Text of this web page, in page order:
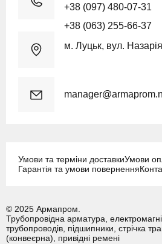
+38 (097) 480-07-31
+38 (063) 255-66-37
м. Луцьк, вул.
Умови та терміни доставкиУмови
Гарантія та умови повернення
© 2025 Армапром.
Трубопровідна арматура,
трубопроводів, підшипники, стрічка
(конвеєрна), привідні ремені